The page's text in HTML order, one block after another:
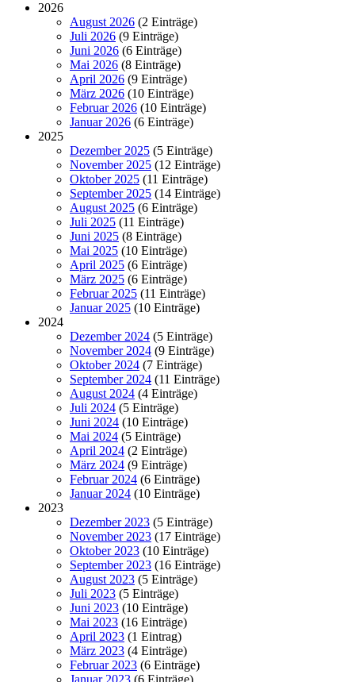
2026
August 2026 (2 Einträge)
Juli 2026 (9 Einträge)
Juni 2026 (6 Einträge)
Mai 2026 (8 Einträge)
April 2026 (9 Einträge)
März 2026 (10 Einträge)
Februar 2026 (10 Einträge)
Januar 2026 (6 Einträge)
2025
Dezember 2025 (5 Einträge)
November 2025 (12 Einträge)
Oktober 2025 (11 Einträge)
September 2025 (14 Einträge)
August 2025 (6 Einträge)
Juli 2025 (11 Einträge)
Juni 2025 (8 Einträge)
Mai 2025 (10 Einträge)
April 2025 (6 Einträge)
März 2025 (6 Einträge)
Februar 2025 (11 Einträge)
Januar 2025 (10 Einträge)
2024
Dezember 2024 (5 Einträge)
November 2024 (9 Einträge)
Oktober 2024 (7 Einträge)
September 2024 (11 Einträge)
August 2024 (4 Einträge)
Juli 2024 (5 Einträge)
Juni 2024 (10 Einträge)
Mai 2024 (5 Einträge)
April 2024 (2 Einträge)
März 2024 (9 Einträge)
Februar 2024 (6 Einträge)
Januar 2024 (10 Einträge)
2023
Dezember 2023 (5 Einträge)
November 2023 (17 Einträge)
Oktober 2023 (10 Einträge)
September 2023 (16 Einträge)
August 2023 (5 Einträge)
Juli 2023 (5 Einträge)
Juni 2023 (10 Einträge)
Mai 2023 (16 Einträge)
April 2023 (1 Eintrag)
März 2023 (4 Einträge)
Februar 2023 (6 Einträge)
Januar 2023 (6 Einträge)